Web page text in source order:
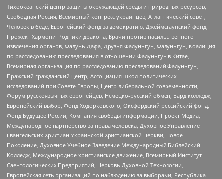
Тихоокеанский центр защиты окружающей среды и природных ресурсов,
Свободная Россия, Всемирный конгресс украинцев, Атлантический совет,
Человек в беде, Европейский фонд за демократию, Джеймстаунский фонд,
Прожект Хармони, Родники дракона, Врачи против насильственного
извлечения органов, Фалунь Дафа, Друзья Фалуньгун, Фалуньгун, Коалиция
по расследованию преследования в отношении Фалуньгун в Китае,
Всемирная организация по расследованию преследований Фалуньгун,
Пражский гражданский центр, Ассоциация школ политических
исследований при Совете Европы, Центр либеральной современности,
Форум русскоязычных европейцев, Немецко-русский обмен, Бард колледж,
Европейский выбор, Фонд Ходорковского, Оксфордский российский фонд,
Фонд Будущее России, Компания свободы информации, Проект Медиа,
Международное партнерство за права человека, Духовное Управление
Евангельских Христиан Украинской Христианской Церкви, Новое
Поколение, Духовное Учебное Заведение Международный Библейский
Колледж, Международное христианское движение, Всемирный Институт
Саентологических Предприятий, Церковь Духовной Технологии,
Европейская сеть организаций по наблюдению за выборами, Республика